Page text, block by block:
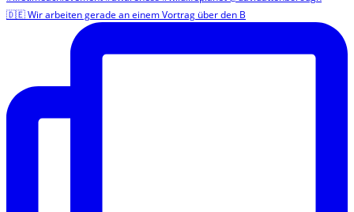
🇩🇪 Wir arbeiten gerade an einem Vortrag über den B